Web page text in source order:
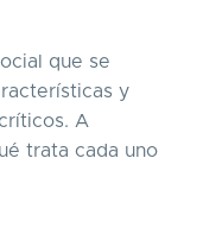
que se
y
A
trata cada uno